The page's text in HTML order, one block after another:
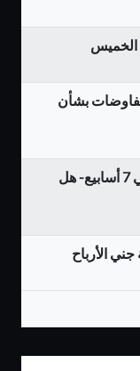
الخميس
المفاوضات بشأن
ارتفاع أسعار الذهب اليوم إلى أعلى مستوى في 7 أسابيع- هل